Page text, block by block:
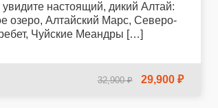
настоящий, дикий Алтай:
озеро, Алтайский Марс, Северо-
Чуйские Меандры […]
32,900 ₽ 29,900 ₽